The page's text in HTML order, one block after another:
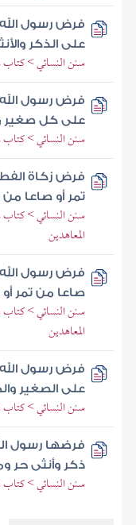
فرض رسول
على الذكر
سنن النسائي >
فرض رسول
على كل صغير
سنن النسائي >
فرض زكاة
تمر أو صاعا
سنن النسائي >
المعاهدين
فرض رسول
صاعا من تمر
سنن النسائي >
المعاهدين
فرض رسول
على الصغير
سنن النسائي >
فرضها رسول
ذكر وأنثى حر
سنن النسائي > كتاب